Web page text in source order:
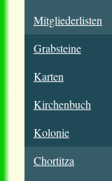
Mitgliederlisten
Grabsteine
Karten
Kirchenbuch
Kolonie
Chortitza